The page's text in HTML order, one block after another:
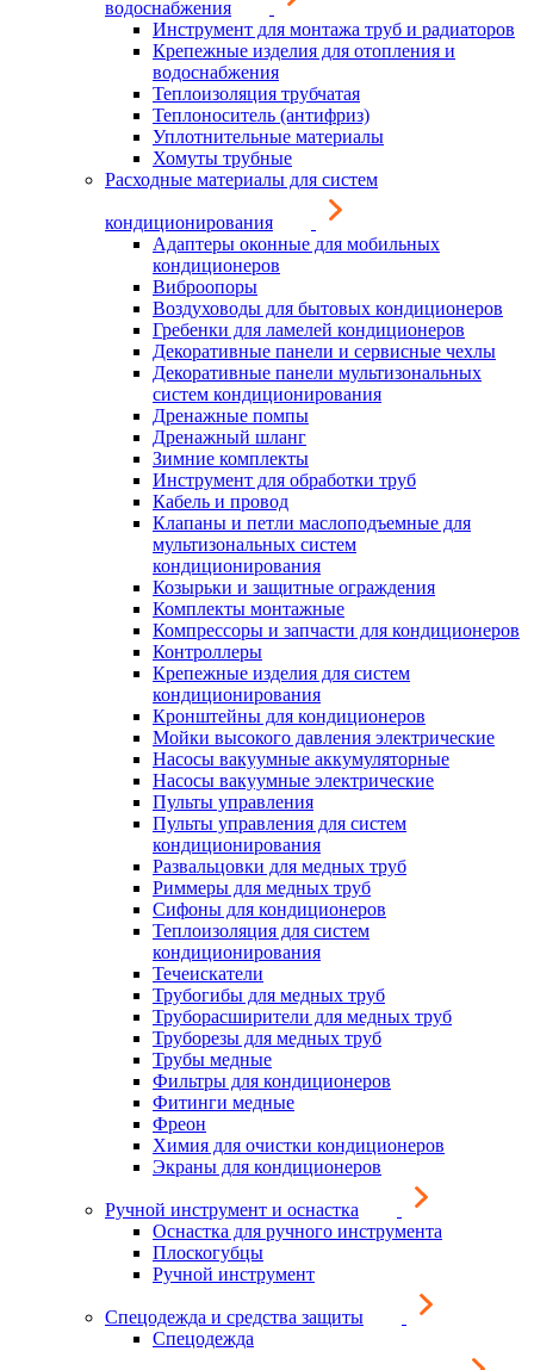
водоснабжения
Инструмент для монтажа труб и радиаторов
Крепежные изделия для отопления и
водоснабжения
Теплоизоляция трубчатая
Теплоноситель (антифриз)
Уплотнительные материалы
Хомуты трубные
Расходные материалы для систем
кондиционирования
Адаптеры оконные для мобильных
кондиционеров
Виброопоры
Воздуховоды для бытовых кондиционеров
Гребенки для ламелей кондиционеров
Декоративные панели и сервисные чехлы
Декоративные панели мультизональных
систем кондиционирования
Дренажные помпы
Дренажный шланг
Зимние комплекты
Инструмент для обработки труб
Кабель и провод
Клапаны и петли маслоподъемные для
мультизональных систем
кондиционирования
Козырьки и защитные ограждения
Комплекты монтажные
Компрессоры и запчасти для кондиционеров
Контроллеры
Крепежные изделия для систем
кондиционирования
Кронштейны для кондиционеров
Мойки высокого давления электрические
Насосы вакуумные аккумуляторные
Насосы вакуумные электрические
Пульты управления
Пульты управления для систем
кондиционирования
Развальцовки для медных труб
Риммеры для медных труб
Сифоны для кондиционеров
Теплоизоляция для систем
кондиционирования
Течеискатели
Трубогибы для медных труб
Труборасширители для медных труб
Труборезы для медных труб
Трубы медные
Фильтры для кондиционеров
Фитинги медные
Фреон
Химия для очистки кондиционеров
Экраны для кондиционеров
Ручной инструмент и оснастка
Оснастка для ручного инструмента
Плоскогубцы
Ручной инструмент
Спецодежда и средства защиты
Спецодежда